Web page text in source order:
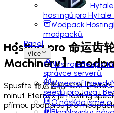
hostingů pro Hytale
Modpack Hosting
modpacků.
Panel
Více
Nástroje
správce serverů.
Minecraft seedy
seedů pro Java i
O násKdo jsme
Hosting pro 命运齿
Machinery】
Spusťte 命运齿轮FOM【
minut. Eternyx je hosting
přímou podporou pro